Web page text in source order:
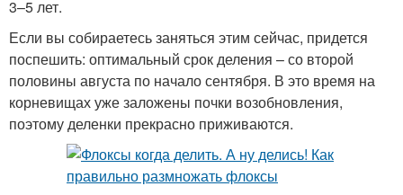
3–5 лет.
Если вы собираетесь заняться этим сейчас, придется
поспешить: оптимальный срок деления – со второй
половины августа по начало сентября. В это время на
корневищах уже заложены почки возобновления,
поэтому деленки прекрасно приживаются.